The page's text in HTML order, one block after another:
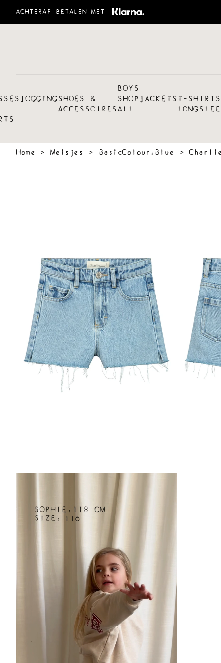
ACHTERAF BETALEN MET
JOGGINGSHOES &
ACCESSOIRES
BOYS
SHOP
ALL
JACKETST-
Home › Meisjes › BasicColour:Blue ›